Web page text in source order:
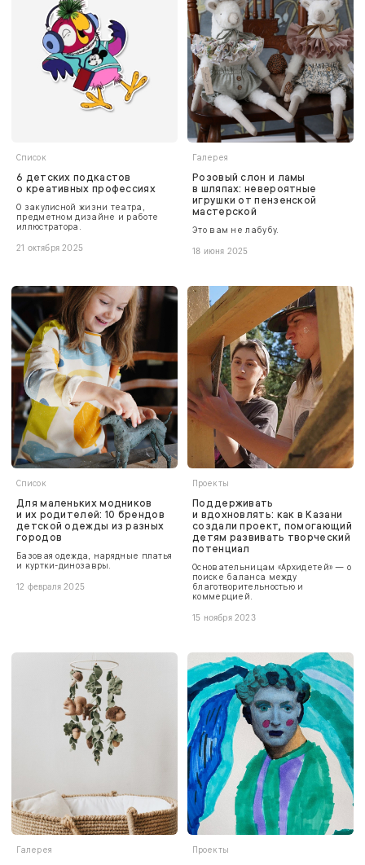
Список
6 детских подкастов
о креативных профессиях
О закулисной жизни театра,
предметном дизайне и работе
иллюстратора.
21 октября 2025
Галерея
Розовый слон и ламы
в шляпах: невероятные
игрушки от пензенской
мастерской
Это вам не лабубу.
18 июня 2025
Список
Для маленьких модников
и их родителей: 10 брендов
детской одежды из разных
городов
Базовая одежда, нарядные платья
и куртки-динозавры.
12 февраля 2025
Проекты
Поддерживать
и вдохновлять: как в Казани
создали проект, помогающий
детям развивать творческий
потенциал
Основательницам «Архидетей» — о
поиске баланса между
благотворительностью и
коммерцией.
15 ноября 2023
Галерея Проекты